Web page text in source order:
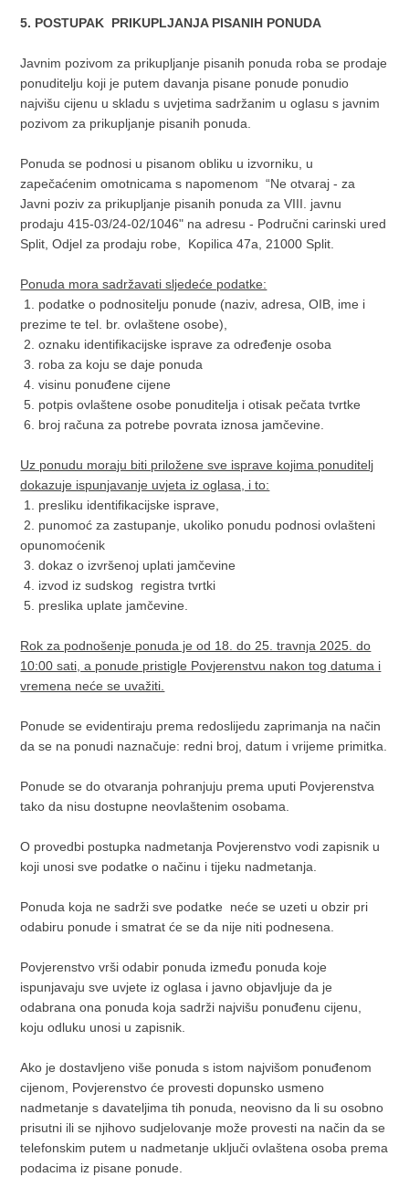
5. POSTUPAK PRIKUPLJANJA PISANIH PONUDA
Javnim pozivom za prikupljanje pisanih ponuda roba se prodaje
ponuditelju koji je putem davanja pisane ponude ponudio
najvišu cijenu u skladu s uvjetima sadržanim u oglasu s javnim
pozivom za prikupljanje pisanih ponuda.
Ponuda se podnosi u pisanom obliku u izvorniku, u
zapečaćenim omotnicama s napomenom “Ne otvaraj - za
Javni poziv za prikupljanje pisanih ponuda za VIII. javnu
prodaju 415-03/24-02/1046" na adresu - Područni carinski ured
Split, Odjel za prodaju robe, Kopilica 47a, 21000 Split.
Ponuda mora sadržavati sljedeće podatke:
1. podatke o podnositelju ponude (naziv, adresa, OIB, ime i
prezime te tel. br. ovlaštene osobe),
2. oznaku identifikacijske isprave za određenje osoba
3. roba za koju se daje ponuda
4. visinu ponuđene cijene
5. potpis ovlaštene osobe ponuditelja i otisak pečata tvrtke
6. broj računa za potrebe povrata iznosa jamčevine.
Uz ponudu moraju biti priložene sve isprave kojima ponuditelj
dokazuje ispunjavanje uvjeta iz oglasa, i to:
1. presliku identifikacijske isprave,
2. punomoć za zastupanje, ukoliko ponudu podnosi ovlašteni
opunomoćenik
3. dokaz o izvršenoj uplati jamčevine
4. izvod iz sudskog registra tvrtki
5. preslika uplate jamčevine.
Rok za podnošenje ponuda je od 18. do 25. travnja 2025. do
10:00 sati, a ponude pristigle Povjerenstvu nakon tog datuma i
vremena neće se uvažiti.
Ponude se evidentiraju prema redoslijedu zaprimanja na način
da se na ponudi naznačuje: redni broj, datum i vrijeme primitka.
Ponude se do otvaranja pohranjuju prema uputi Povjerenstva
tako da nisu dostupne neovlaštenim osobama.
O provedbi postupka nadmetanja Povjerenstvo vodi zapisnik u
koji unosi sve podatke o načinu i tijeku nadmetanja.
Ponuda koja ne sadrži sve podatke neće se uzeti u obzir pri
odabiru ponude i smatrat će se da nije niti podnesena.
Povjerenstvo vrši odabir ponuda između ponuda koje
ispunjavaju sve uvjete iz oglasa i javno objavljuje da je
odabrana ona ponuda koja sadrži najvišu ponuđenu cijenu,
koju odluku unosi u zapisnik.
Ako je dostavljeno više ponuda s istom najvišom ponuđenom
cijenom, Povjerenstvo će provesti dopunsko usmeno
nadmetanje s davateljima tih ponuda, neovisno da li su osobno
prisutni ili se njihovo sudjelovanje može provesti na način da se
telefonskim putem u nadmetanje uključi ovlaštena osoba prema
podacima iz pisane ponude.